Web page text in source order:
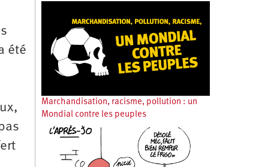
été
Marchandisation, racisme, pollution : un
Mondial contre les peuples